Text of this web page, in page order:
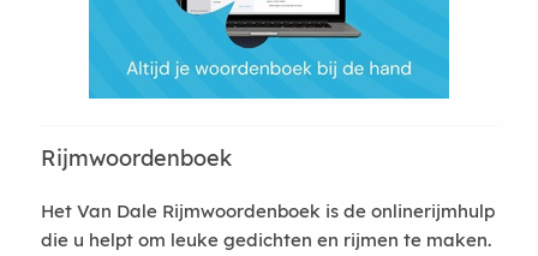
Rijmwoordenboek
Het Van Dale Rijmwoordenboek is de onlinerijmhulp
die u helpt om leuke gedichten en rijmen te maken.